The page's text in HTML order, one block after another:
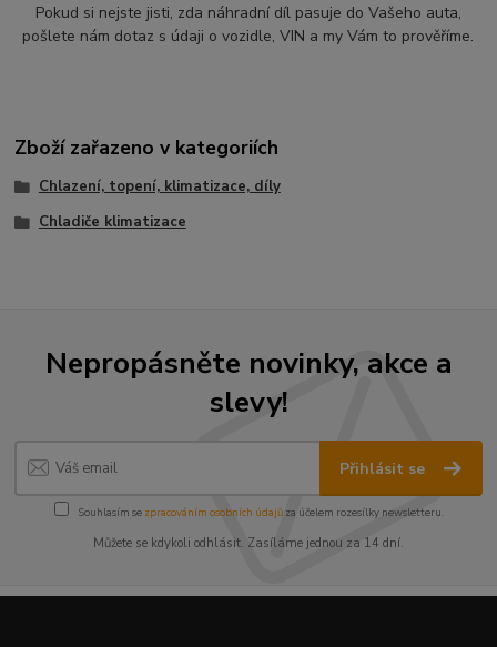
Pokud si nejste jisti, zda náhradní díl pasuje do Vašeho auta,
pošlete nám dotaz s údaji o vozidle, VIN a my Vám to prověříme.
Zboží zařazeno v kategoriích
Chlazení, topení, klimatizace, díly
Chladiče klimatizace
Nepropásněte novinky, akce a
slevy!
Přihlásit se
Souhlasím se zpracováním osobních údajůza účelem rozesílky newsletteru.
Můžete se kdykoli odhlásit. Zasíláme jednou za 14 dní.